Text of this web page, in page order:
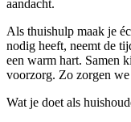
aandacht.
Als thuishulp maak je
nodig heeft, neemt de
een warm hart. Samen
voorzorg. Zo zorgen we
Wat je doet als